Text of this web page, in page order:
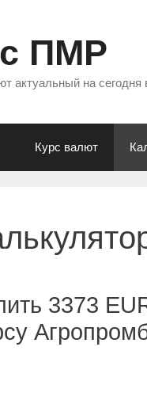
ПМР
актуальный на сегодня
Курс валют
3373